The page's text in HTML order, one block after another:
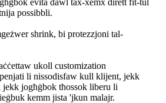
evita dawl tax-xemx dirett fit-tul
possibbli.
shrink, bi protezzjoni tal-
ukoll customization
li nissodisfaw kull klijent, jekk
jekk jogħġbok tħossok liberu li
kemm jista 'jkun malajr.